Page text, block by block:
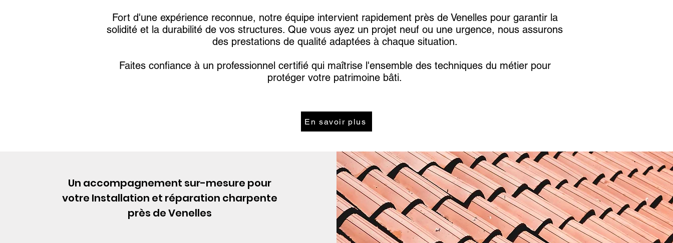
Fort d'une expérience reconnue, notre équipe intervient rapidement près de Venelles pour garantir la
solidité et la durabilité de vos structures. Que vous ayez un projet neuf ou une urgence, nous assurons
des prestations de qualité adaptées à chaque situation.
Faites confiance à un professionnel certifié qui maîtrise l'ensemble des techniques du métier pour
protéger votre patrimoine bâti.
En savoir plus
Un accompagnement sur-mesure pour
votre Installation et réparation charpente
près de Venelles